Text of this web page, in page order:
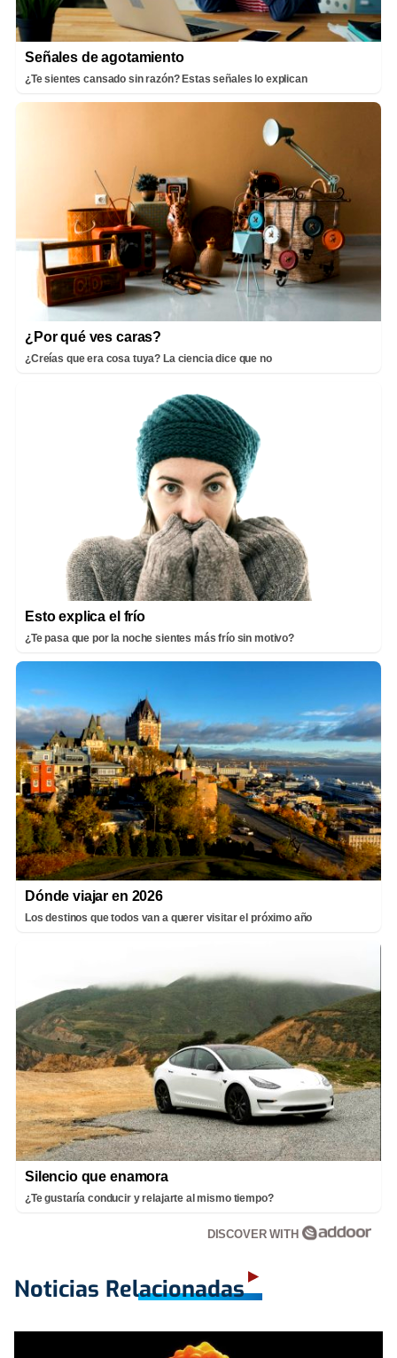
Señales de agotamiento
¿Te sientes cansado sin razón? Estas señales lo explican
¿Por qué ves caras?
¿Creías que era cosa tuya? La ciencia dice que no
Esto explica el frío
¿Te pasa que por la noche sientes más frío sin motivo?
Dónde viajar en 2026
Los destinos que todos van a querer visitar el próximo año
Silencio que enamora
¿Te gustaría conducir y relajarte al mismo tiempo?
DISCOVER WITH
Noticias Relacionadas